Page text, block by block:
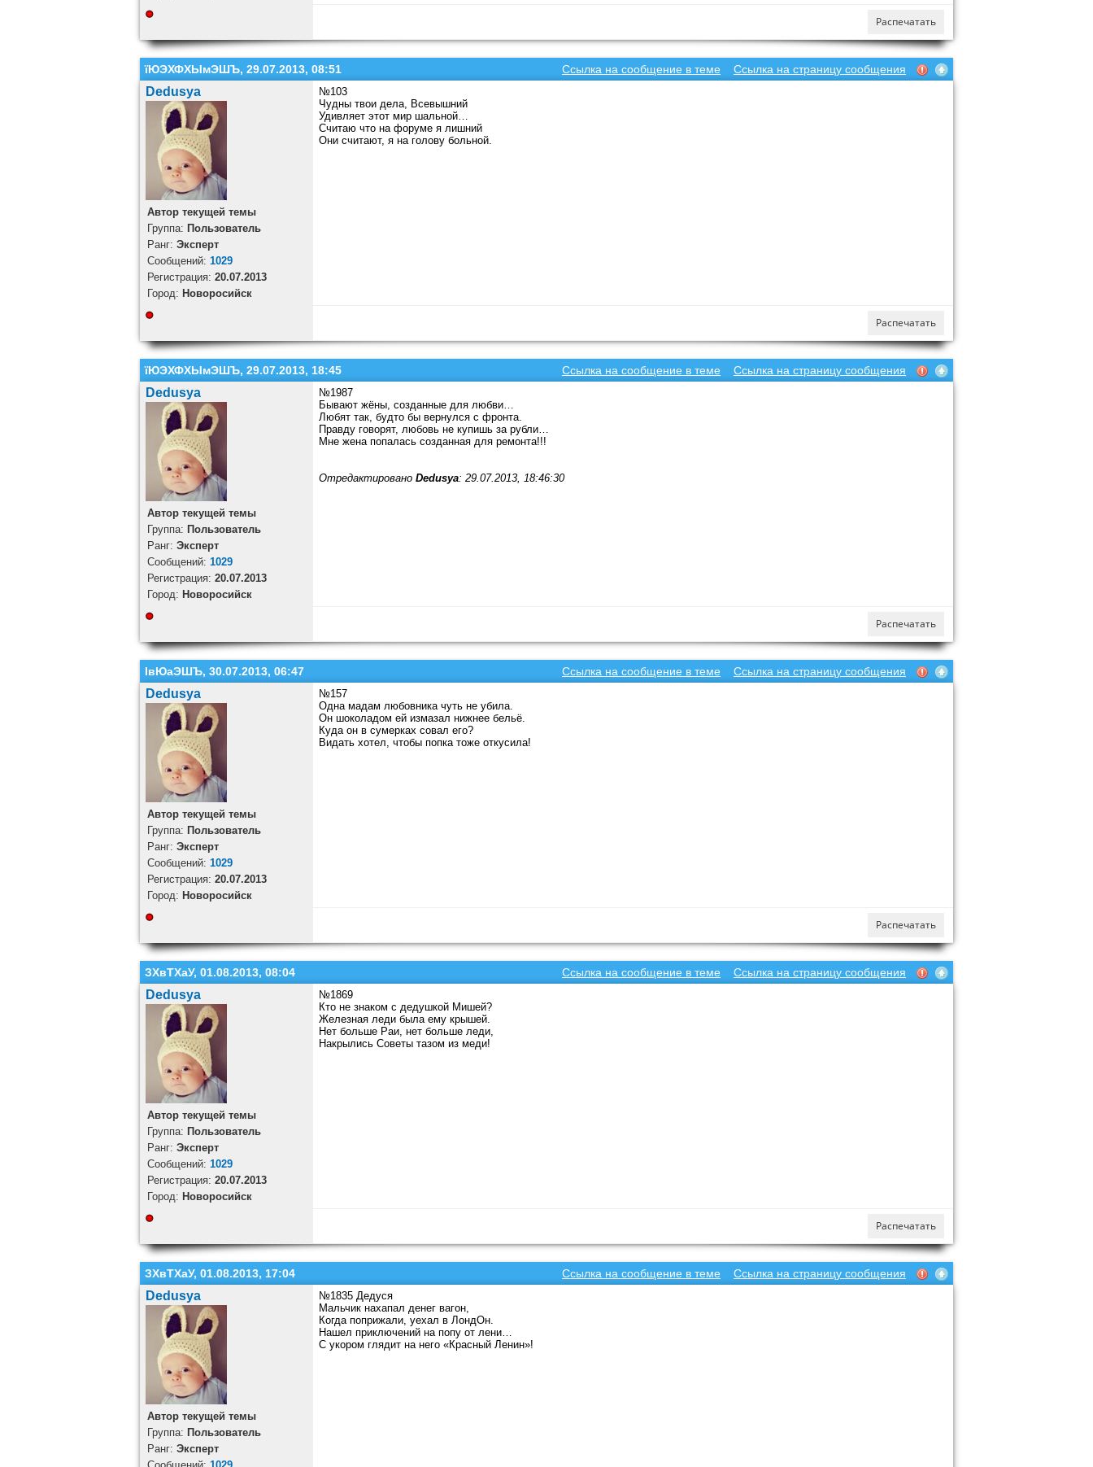
Распечатать
Ссылка на сообщение в теме Ссылка на страницу сообщения
їЮЭХФХЫмЭШЪ, 29.07.2013, 08:51
Dedusya
Автор текущей темы
Группа: Пользователь
Ранг: Эксперт
Cообщений: 1029
Регистрация: 20.07.2013
Город: Новоросийск
№103
Чудны твои дела, Всевышний
Удивляет этот мир шальной…
Считаю что на форуме я лишний
Они считают, я на голову больной.
Распечатать
Ссылка на сообщение в теме Ссылка на страницу сообщения
їЮЭХФХЫмЭШЪ, 29.07.2013, 18:45
Dedusya
Автор текущей темы
Группа: Пользователь
Ранг: Эксперт
Cообщений: 1029
Регистрация: 20.07.2013
Город: Новоросийск
№1987
Бывают жёны, созданные для любви…
Любят так, будто бы вернулся с фронта.
Правду говорят, любовь не купишь за рубли…
Мне жена попалась созданная для ремонта!!!
Отредактировано Dedusya: 29.07.2013, 18:46:30
Распечатать
Ссылка на сообщение в теме Ссылка на страницу сообщения
ІвЮаЭШЪ, 30.07.2013, 06:47
Dedusya
Автор текущей темы
Группа: Пользователь
Ранг: Эксперт
Cообщений: 1029
Регистрация: 20.07.2013
Город: Новоросийск
№157
Одна мадам любовника чуть не убила.
Он шоколадом ей измазал нижнее бельё.
Куда он в сумерках совал его?
Видать хотел, чтобы попка тоже откусила!
Распечатать
Ссылка на сообщение в теме Ссылка на страницу сообщения
ЗХвТХаУ, 01.08.2013, 08:04
Dedusya
Автор текущей темы
Группа: Пользователь
Ранг: Эксперт
Cообщений: 1029
Регистрация: 20.07.2013
Город: Новоросийск
№1869
Кто не знаком с дедушкой Мишей?
Железная леди была ему крышей.
Нет больше Раи, нет больше леди,
Накрылись Советы тазом из меди!
Распечатать
Ссылка на сообщение в теме Ссылка на страницу сообщения
ЗХвТХаУ, 01.08.2013, 17:04
Dedusya
Автор текущей темы
Группа: Пользователь
Ранг: Эксперт
№1835 Дедуся
Мальчик нахапал денег вагон,
Когда поприжали, уехал в ЛондОн.
Нашел приключений на попу от лени…
С укором глядит на него «Красный Ленин»!